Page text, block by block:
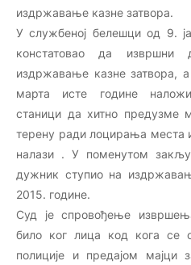
издржавање казне затвора.
У службеној белешци од 9.
констатовао да извршни
издржавање казне затвора,
марта исте године
станици да хитно предузме
терену ради лоцирања места
налази . У поменутом
дужник ступио на
2015. године.
Суд је спровођење
било ког лица код кога се
полиције и предајом мајци